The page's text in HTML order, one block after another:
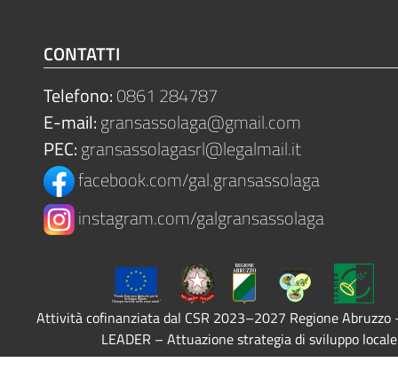
CONTATTI
Telefono:0861 284787
E-mail:gransassolaga@gmail.com
PEC:gransassolagasrl@legalmail.it
facebook.com/gal.gransassolaga
instagram.com/galgransassolaga
Attività cofinanziata dal CSR 2023–2027 Regione Abruzzo
LEADER – Attuazione strategia di sviluppo locale